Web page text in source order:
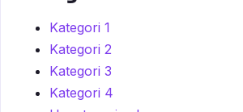
Kategori 1
Kategori 2
Kategori 3
Kategori 4